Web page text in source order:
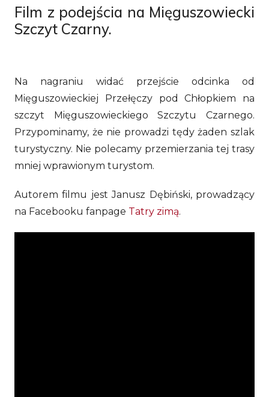
Film z podejścia na Mięguszowiecki
Szczyt Czarny.
Na nagraniu widać przejście odcinka od
Mięguszowieckiej Przełęczy pod Chłopkiem na
szczyt Mięguszowieckiego Szczytu Czarnego.
Przypominamy, że nie prowadzi tędy żaden szlak
turystyczny. Nie polecamy przemierzania tej trasy
mniej wprawionym turystom.
Autorem filmu jest Janusz Dębiński, prowadzący
na Facebooku fanpage Tatry zimą.